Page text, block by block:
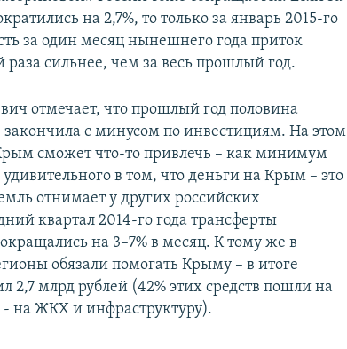
на 2,7%, то только за январь 2015-го
за один месяц нынешнего года приток
раза сильнее, чем за весь прошлый год.
отмечает, что прошлый год половина
закончила с минусом по инвестициям. На этом
сможет что-то привлечь – как минимум
в том, что деньги на Крым – это
отнимает у других российских
квартал 2014-го года трансферты
на 3–7% в месяц. К тому же в
обязали помогать Крыму – в итоге
млрд рублей (42% этих средств пошли на
- на ЖКХ и инфраструктуру).